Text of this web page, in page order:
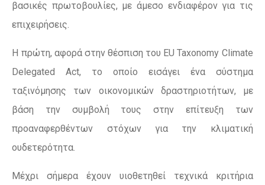
βασικές πρωτοβουλίες, με άμεσο ενδιαφέρον για τις
επιχειρήσεις.
Η πρώτη, αφορά στην θέσπιση του EU Taxonomy Climate
Delegated Act, το οποίο εισάγει ένα σύστημα
ταξινόμησης των οικονομικών δραστηριοτήτων, με
βάση την συμβολή τους στην επίτευξη των
προαναφερθέντων στόχων για την κλιματική
ουδετερότητα.
Μέχρι σήμερα έχουν υιοθετηθεί τεχνικά κριτήρια